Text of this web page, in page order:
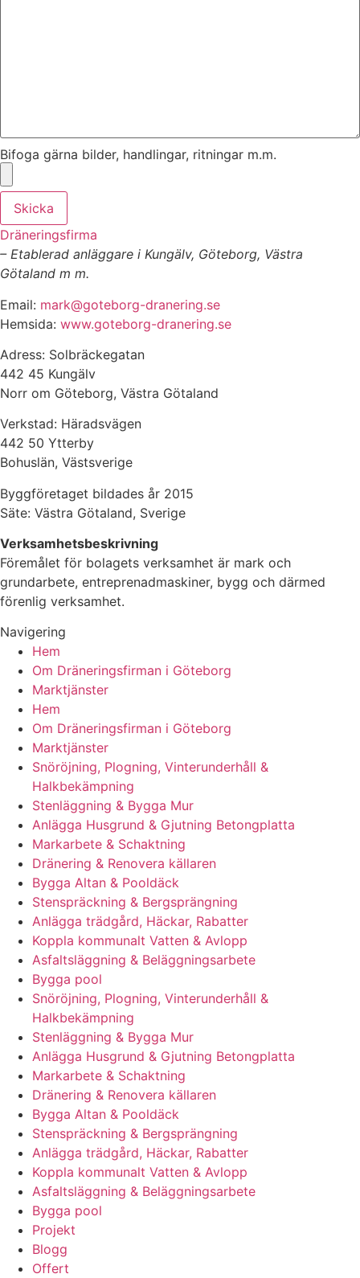
Bifoga gärna bilder, handlingar, ritningar m.m.
Skicka
Dräneringsfirma
– Etablerad anläggare i Kungälv, Göteborg, Västra
Götaland m m.
Email: mark@goteborg-dranering.se
Hemsida: www.goteborg-dranering.se
Adress: Solbräckegatan
442 45 Kungälv
Norr om Göteborg, Västra Götaland
Verkstad: Häradsvägen
442 50 Ytterby
Bohuslän, Västsverige
Byggföretaget bildades år 2015
Säte: Västra Götaland, Sverige
Verksamhetsbeskrivning
Föremålet för bolagets verksamhet är mark och
grundarbete, entreprenadmaskiner, bygg och därmed
förenlig verksamhet.
Navigering
Hem
Om Dräneringsfirman i Göteborg
Marktjänster
Hem
Om Dräneringsfirman i Göteborg
Marktjänster
Snöröjning, Plogning, Vinterunderhåll &
Halkbekämpning
Stenläggning & Bygga Mur
Anlägga Husgrund & Gjutning Betongplatta
Markarbete & Schaktning
Dränering & Renovera källaren
Bygga Altan & Pooldäck
Stenspräckning & Bergsprängning
Anlägga trädgård, Häckar, Rabatter
Koppla kommunalt Vatten & Avlopp
Asfaltsläggning & Beläggningsarbete
Bygga pool
Snöröjning, Plogning, Vinterunderhåll &
Halkbekämpning
Stenläggning & Bygga Mur
Anlägga Husgrund & Gjutning Betongplatta
Markarbete & Schaktning
Dränering & Renovera källaren
Bygga Altan & Pooldäck
Stenspräckning & Bergsprängning
Anlägga trädgård, Häckar, Rabatter
Koppla kommunalt Vatten & Avlopp
Asfaltsläggning & Beläggningsarbete
Bygga pool
Projekt
Blogg
Offert